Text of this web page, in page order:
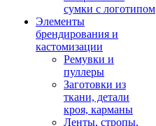
сумки с логотипом
Элементы
брендирования и
кастомизации
Ремувки и
пуллеры
Заготовки из
ткани, детали
кроя, карманы
Ленты, стропы,